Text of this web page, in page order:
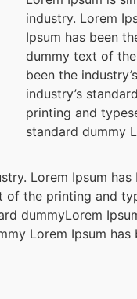
industry. Lorem
Ipsum has been
dummy text of
been the
industry’s
printing and
standard dummy
Lorem Ipsum has
the printing and
dummyLorem
Lorem Ipsum